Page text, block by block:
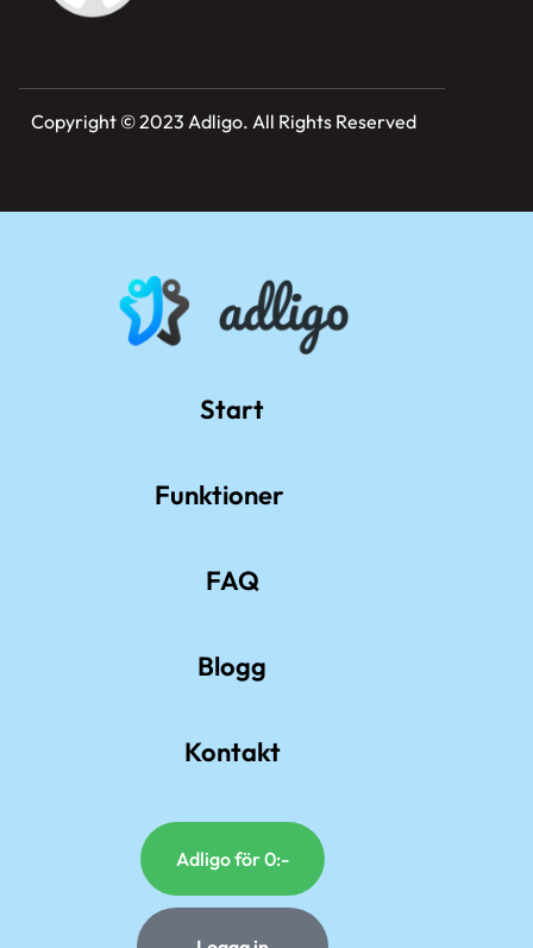
Copyright © 2023 Adligo. All Rights Reserved
Start
Funktioner
FAQ
Blogg
Kontakt
Adligo för 0:-